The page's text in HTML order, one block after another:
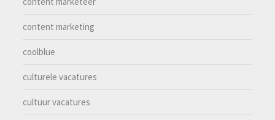
content marketing
coolblue
culturele vacatures
cultuur vacatures